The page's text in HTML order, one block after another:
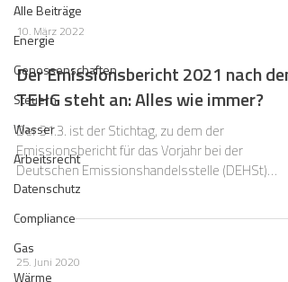
Alle Beiträge
Energie
Genossenschaften
Steuern
Wasser
Arbeitsrecht
Datenschutz
Compliance
Gas
Wärme
10. März 2022
Der Emissionsbericht 2021 nach dem
TEHG steht an: Alles wie immer?
Der 31.3. ist der Stichtag, zu dem der
Emissionsbericht für das Vorjahr bei der
Deutschen Emissionshandelsstelle (DEHSt)
abzugeben ist.
25. Juni 2020